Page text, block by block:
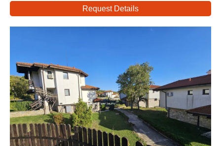
Request Details